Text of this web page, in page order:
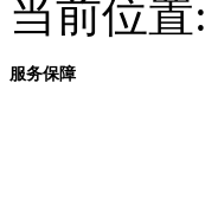
当前位置:
服务保障